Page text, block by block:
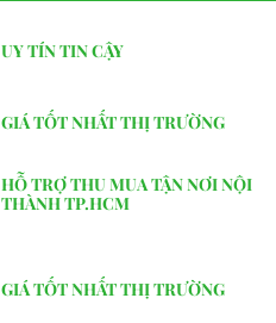
UY TÍN TIN CẬY
GIÁ TỐT NHẤT THỊ TRƯỜNG
HỖ TRỢ THU MUA TẬN NƠI NỘI
THÀNH TP.HCM
GIÁ TỐT NHẤT THỊ TRƯỜNG